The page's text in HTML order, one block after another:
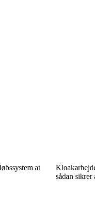
at
sådan sikrer